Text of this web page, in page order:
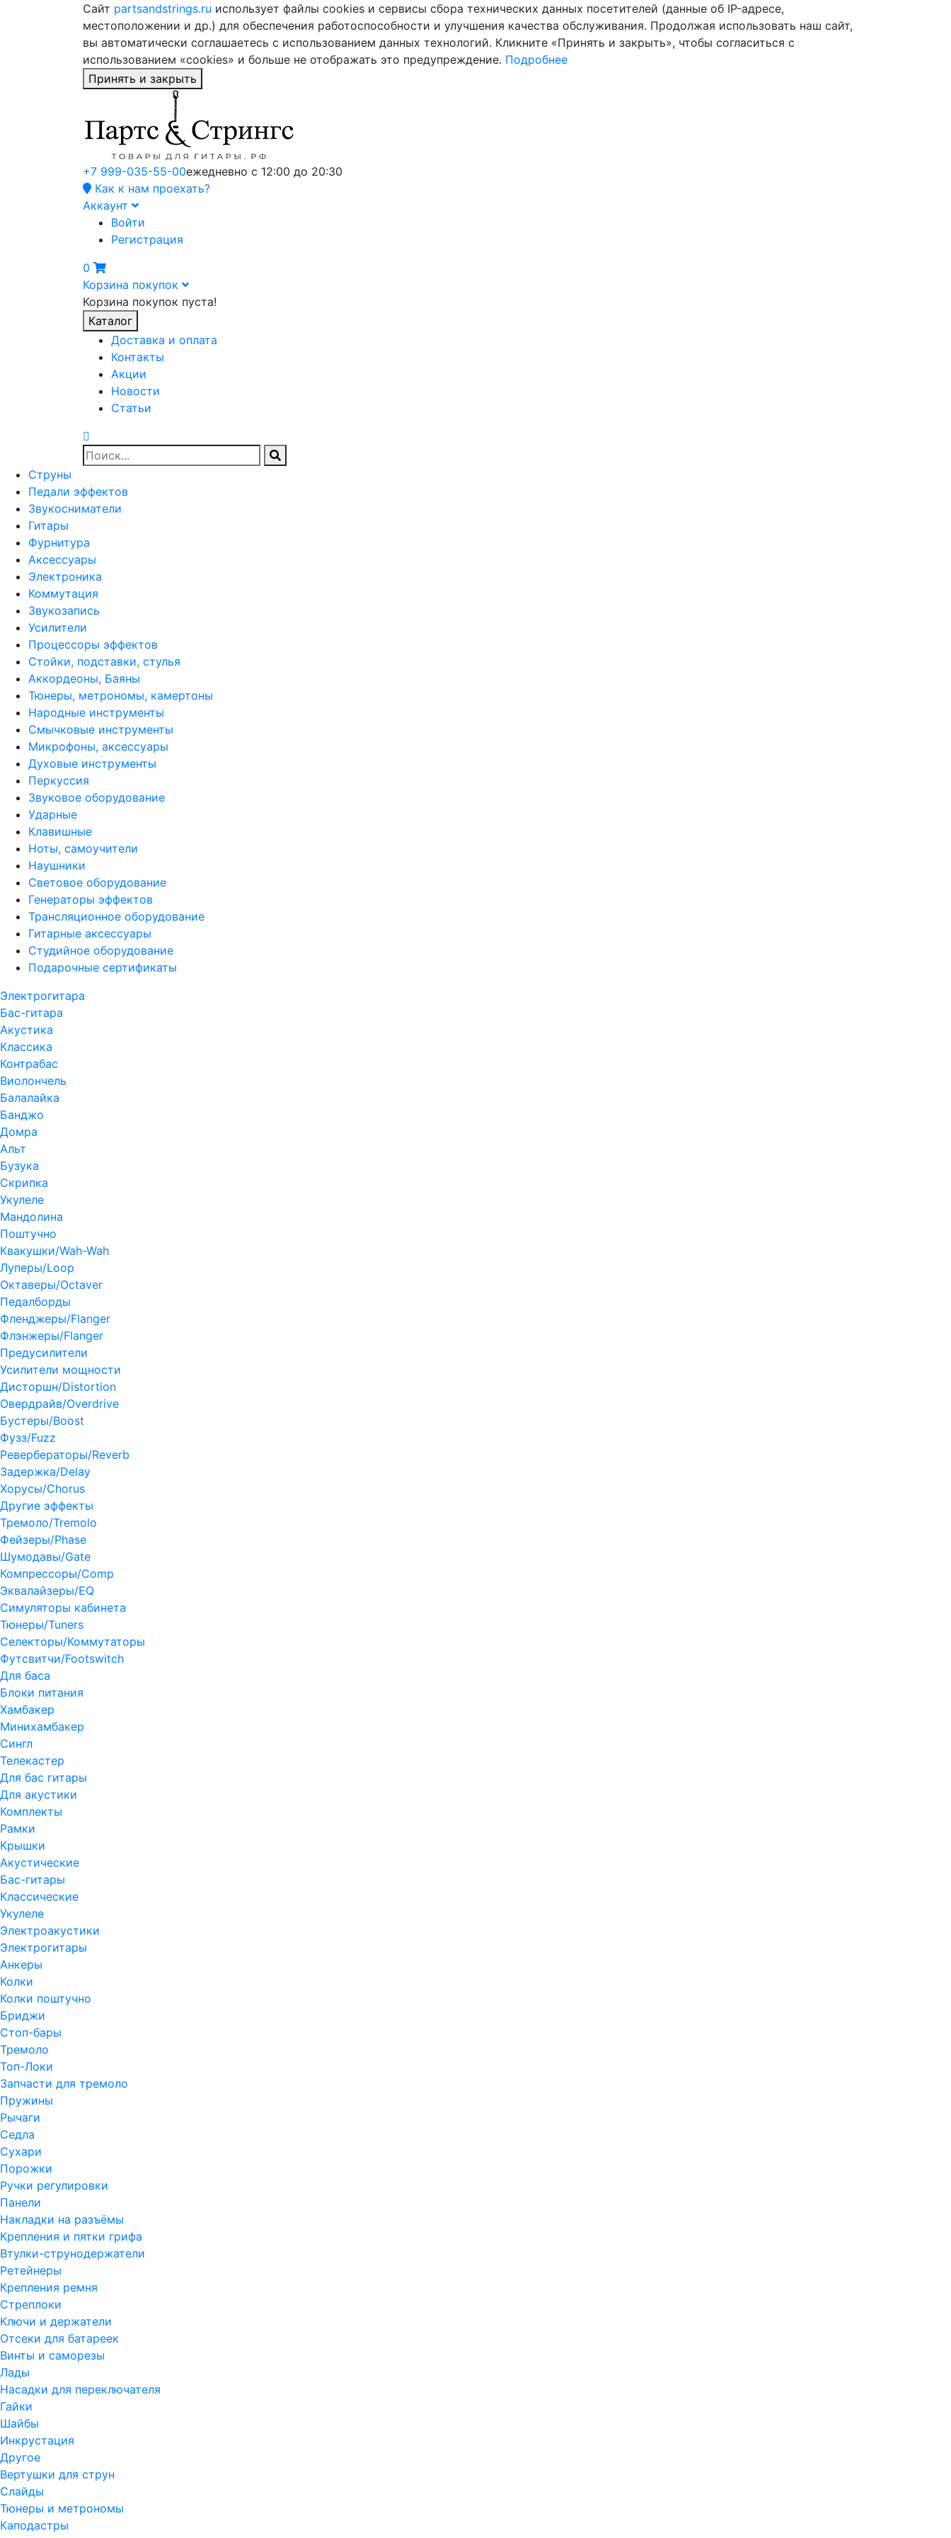
Сайт partsandstrings.ru использует файлы cookies и сервисы сбора технических данных посетителей (данные об IP-адресе,
местоположении и др.) для обеспечения работоспособности и улучшения качества обслуживания. Продолжая использовать наш сайт,
вы автоматически соглашаетесь с использованием данных технологий. Кликните «Принять и закрыть», чтобы согласиться с
использованием «cookies» и больше не отображать это предупреждение. Подробнее
Принять и закрыть
+7 999-035-55-00ежедневно с 12:00 до 20:30
Как к нам проехать?
Аккаунт
Войти
Регистрация
0
Корзина покупок
Корзина покупок пуста!
Каталог
Доставка и оплата
Контакты
Акции
Новости
Статьи
Струны
Педали эффектов
Звукосниматели
Гитары
Фурнитура
Аксессуары
Электроника
Коммутация
Звукозапись
Усилители
Процессоры эффектов
Стойки, подставки, стулья
Аккордеоны, Баяны
Тюнеры, метрономы, камертоны
Народные инструменты
Смычковые инструменты
Микрофоны, аксессуары
Духовые инструменты
Перкуссия
Звуковое оборудование
Ударные
Клавишные
Ноты, самоучители
Наушники
Световое оборудование
Генераторы эффектов
Трансляционное оборудование
Гитарные аксессуары
Студийное оборудование
Подарочные сертификаты
Электрогитара
Бас-гитара
Акустика
Классика
Контрабас
Виолончель
Балалайка
Банджо
Домра
Альт
Бузука
Скрипка
Укулеле
Мандолина
Поштучно
Квакушки/Wah-Wah
Луперы/Loop
Октаверы/Octaver
Педалборды
Фленджеры/Flanger
Флэнжеры/Flanger
Предусилители
Усилители мощности
Дисторшн/Distortion
Овердрайв/Overdrive
Бустеры/Boost
Фузз/Fuzz
Ревербераторы/Reverb
Задержка/Delay
Хорусы/Chorus
Другие эффекты
Тремоло/Tremolo
Фейзеры/Phase
Шумодавы/Gate
Компрессоры/Comp
Эквалайзеры/EQ
Симуляторы кабинета
Тюнеры/Tuners
Селекторы/Коммутаторы
Футсвитчи/Footswitch
Для баса
Блоки питания
Хамбакер
Минихамбакер
Сингл
Телекастер
Для бас гитары
Для акустики
Комплекты
Рамки
Крышки
Акустические
Бас-гитары
Классические
Укулеле
Электроакустики
Электрогитары
Анкеры
Колки
Колки поштучно
Бриджи
Стоп-бары
Тремоло
Топ-Локи
Запчасти для тремоло
Пружины
Рычаги
Седла
Сухари
Порожки
Ручки регулировки
Панели
Накладки на разъёмы
Крепления и пятки грифа
Втулки-струнодержатели
Ретейнеры
Крепления ремня
Стреплоки
Ключи и держатели
Отсеки для батареек
Винты и саморезы
Лады
Насадки для переключателя
Гайки
Шайбы
Инкрустация
Другое
Вертушки для струн
Слайды
Тюнеры и метрономы
Каподастры